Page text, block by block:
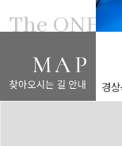
The ONE
경